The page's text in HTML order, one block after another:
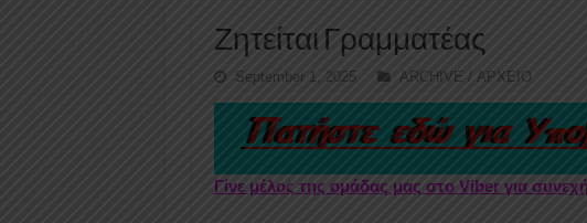
Ζητείται Γραμματέας
September 1, 2025 ARCHIVE / ΑΡΧΕΙΟ
Γίνε μέλος της ομάδας μας στο Viber για